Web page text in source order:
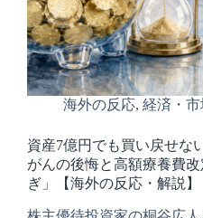
海外の反応, 経済・市
資産7億円でも買い戻せ
がんの後悔と高額療養費
ぎ」【海外の反応・解説】